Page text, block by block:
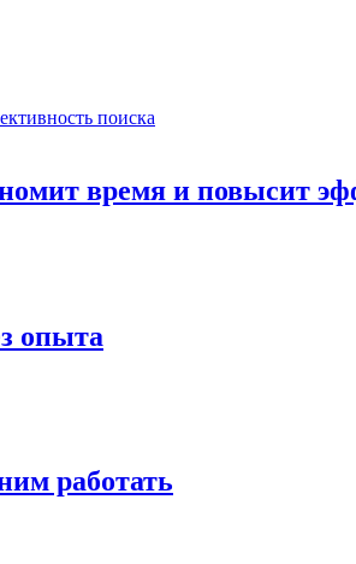
время и повысит
опыта
работать